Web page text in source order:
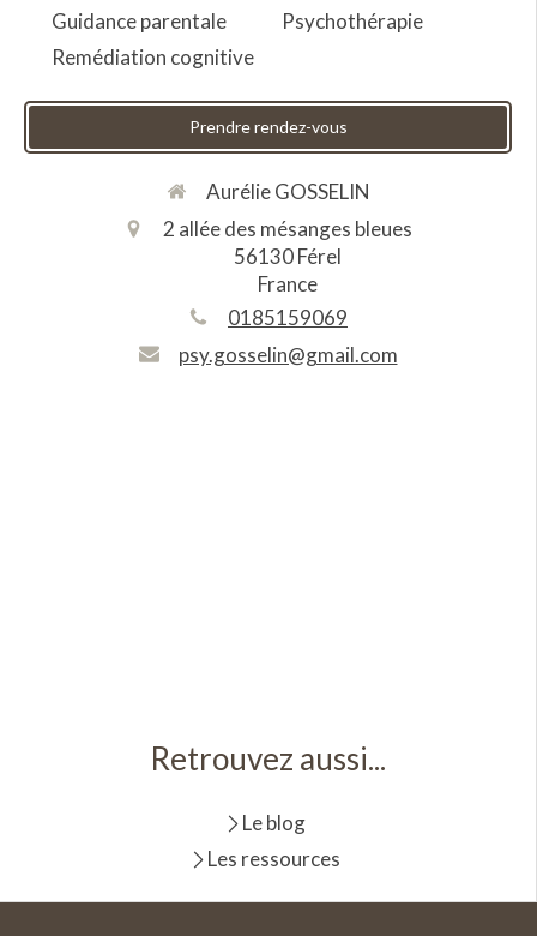
Guidance parentale
Psychothérapie
Remédiation cognitive
Prendre rendez-vous
Aurélie GOSSELIN
2 allée des mésanges bleues
56130Férel
France
0185159069
psy.gosselin@gmail.com
Retrouvez aussi...
Le blog
Les ressources